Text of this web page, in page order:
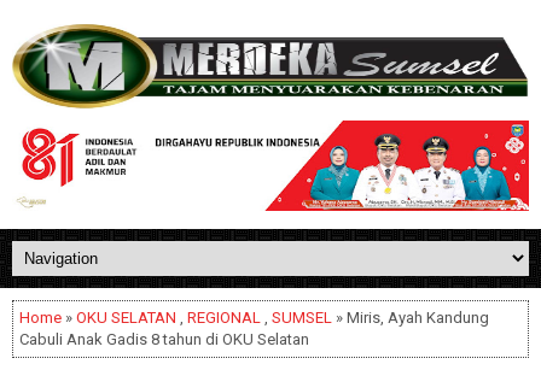
Home » OKU SELATAN , REGIONAL , SUMSEL » Miris, Ayah Kandung
Cabuli Anak Gadis 8 tahun di OKU Selatan